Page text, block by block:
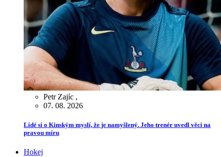
Petr Zajíc ,
07. 08. 2026
Lidé si o Kinským myslí, že je namyšlený. Jeho trenér uvedl věci na
pravou míru
Hokej